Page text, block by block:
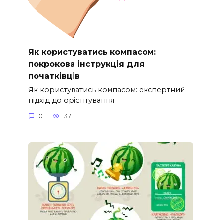
Як користуватись компасом:
покрокова інструкція для
початківців
Як користуватись компасом: експертний
підхід до орієнтування
0 37